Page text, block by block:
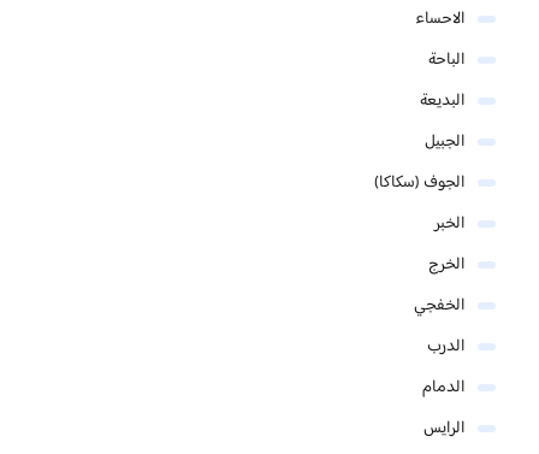
الاحساء
الباحة
البديعة
الجبيل
الجوف (سكاكا)
الخبر
الخرج
الخفجي
الدرب
الدمام
الرايس